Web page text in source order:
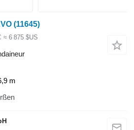
(11645)
≈ 6 875 $US
m